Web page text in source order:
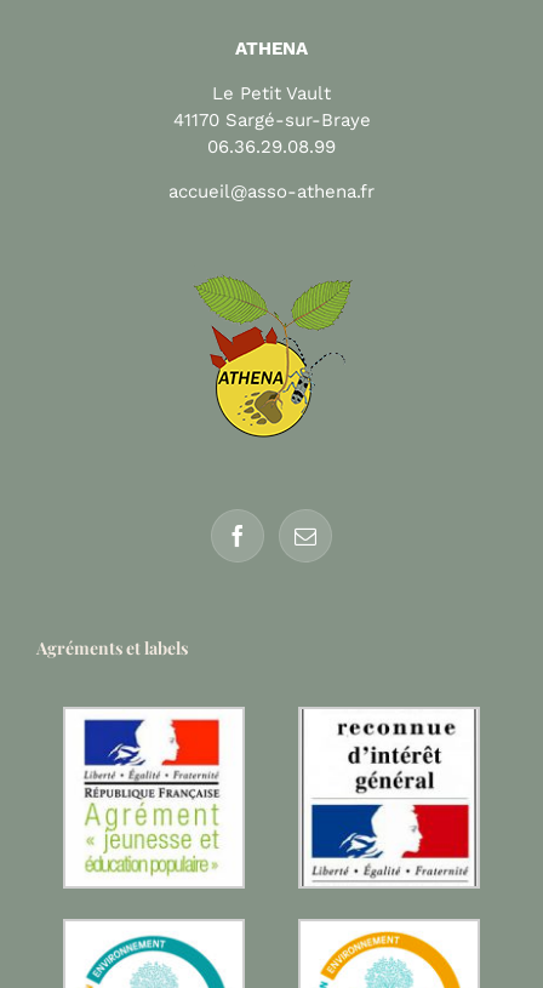
ATHENA
Le Petit Vault
41170 Sargé-sur-Braye
06.36.29.08.99
accueil@asso-athena.fr
Agréments et labels